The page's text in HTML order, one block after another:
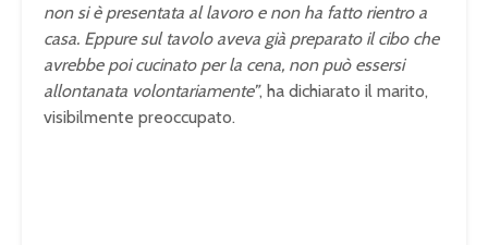
non si è presentata al lavoro e non ha fatto rientro a
casa. Eppure sul tavolo aveva già preparato il cibo che
avrebbe poi cucinato per la cena, non può essersi
allontanata volontariamente”, ha dichiarato il marito,
visibilmente preoccupato.